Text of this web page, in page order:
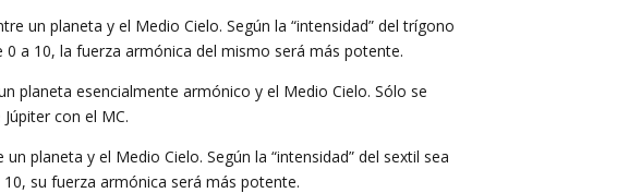
un planeta y el Medio Cielo. Según la “intensidad” del trígono
a 10, la fuerza armónica del mismo será más potente.
planeta esencialmente armónico y el Medio Cielo. Sólo se
con el MC.
planeta y el Medio Cielo. Según la “intensidad” del sextil sea
su fuerza armónica será más potente.